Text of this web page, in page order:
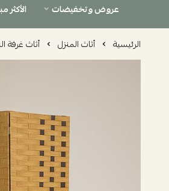
عروض وتخفيضات
الأكثر
الرئيسية أثاث المنزل أثاث غرفة